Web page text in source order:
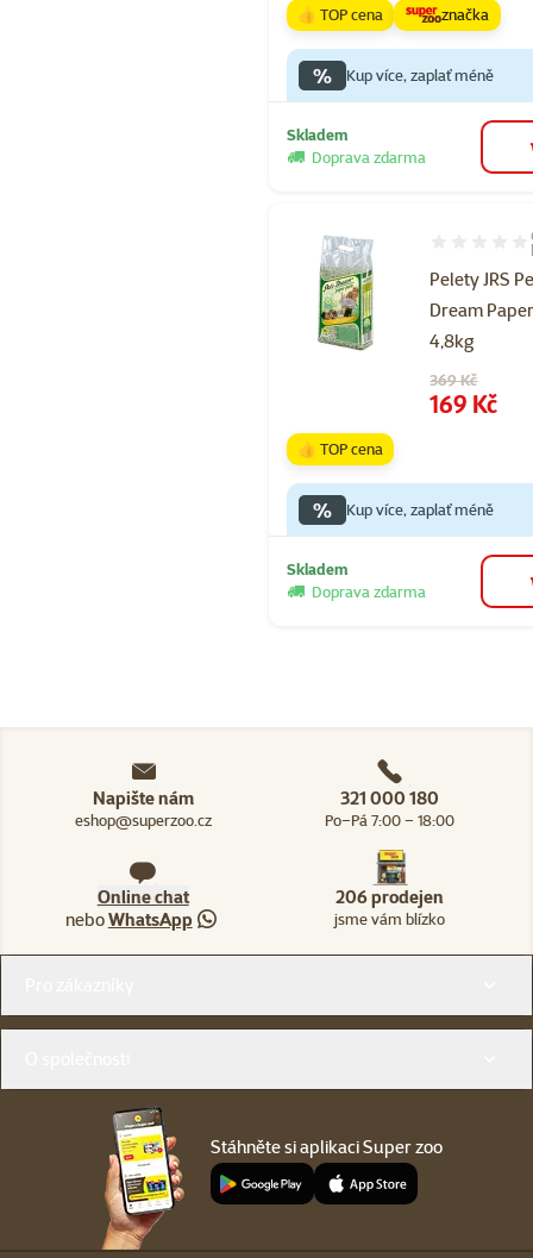
👍 TOP cena značka
% Kup více, zaplať méně
Skladem
Doprava zdarma
Pelety JRS
Dream
4,8kg
Hodnocení
Původní cena
369 Kč
Cena
169 Kč
👍 TOP cena
% Kup více, zaplať méně
Skladem
Doprava zdarma
Napište nám
eshop@superzoo.cz
321 000 180
Po–Pá 7:00 – 18:00
Online chat
neboWhatsApp
206 prodejen
jsme vám blízko
Stáhněte si aplikaci Super zoo